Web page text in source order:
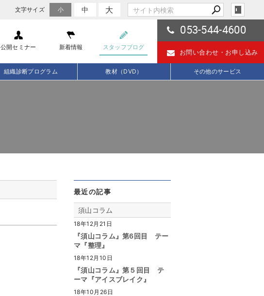
文字サイズ 小 中 大
公開セミナー 新着情報 スタッフブログ
053-544-4600
お問い合わせ・ お申し込み
組織診断プログラム 教材（DVD） その他のサービス
最近の記事
須山コラム
18年12月21日
『須山コラム』第6回目 テー
マ『整理』
18年12月10日
『須山コラム』第５回目 テ
ーマ『アイスブレイク』
18年10月26日